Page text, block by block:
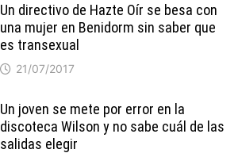
Un directivo de Hazte Oír se besa con
una mujer en Benidorm sin saber que
es transexual
21/07/2017
Un joven se mete por error en la
discoteca Wilson y no sabe cuál de las
salidas elegir